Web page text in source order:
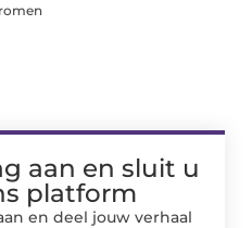
aan en sluit u
platform
en deel jouw verhaal